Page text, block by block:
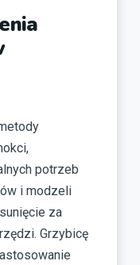
potrzeb
i modzeli
za
Grzybicę